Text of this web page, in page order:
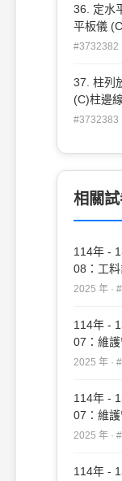
36. 定水
平板儀
#3732382
37. 柱列
(C)柱邊
#3732383
相關
114年 -
08：工
#135396
2025 年 ·
114年 -
07：維
#135395
2025 年 ·
114年 -
07：維
#135394
2025 年 ·
114年 -